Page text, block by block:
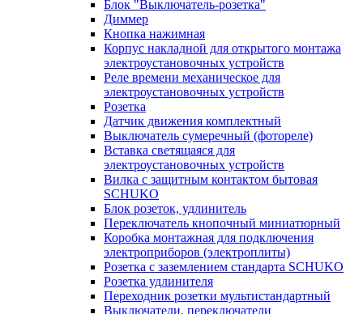
Блок "Выключатель-розетка"
Диммер
Кнопка нажимная
Корпус накладной для открытого монтажа
электроустановочных устройств
Реле времени механическое для
электроустановочных устройств
Розетка
Датчик движения комплектный
Выключатель сумеречный (фотореле)
Вставка светящаяся для
электроустановочных устройств
Вилка с защитным контактом бытовая
SCHUKO
Блок розеток, удлинитель
Переключатель кнопочный миниатюрный
Коробка монтажная для подключения
электроприборов (электроплиты)
Розетка с заземлением стандарта SCHUKO
Розетка удлинителя
Переходник розетки мультистандартный
Выключатели, переключатели